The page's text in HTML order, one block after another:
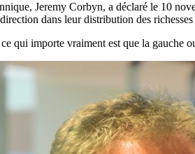
Jeremy Corbyn, a déclaré le 10
dans leur distribution des
qui importe vraiment est que la gauche